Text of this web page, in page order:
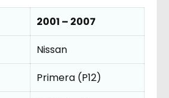
2001 – 2007
Nissan
Primera (P12)